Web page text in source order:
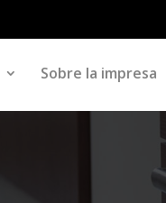
Sobre la impresa